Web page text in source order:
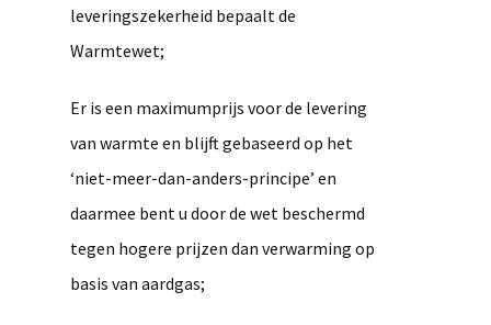
leveringszekerheid bepaalt de
Warmtewet;
Er is een maximumprijs voor de levering
van warmte en blijft gebaseerd op het
‘niet-meer-dan-anders-principe’ en
daarmee bent u door de wet beschermd
tegen hogere prijzen dan verwarming op
basis van aardgas;